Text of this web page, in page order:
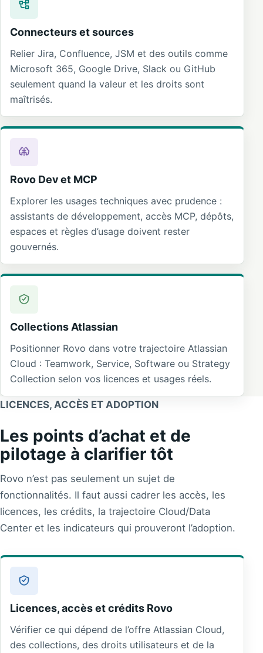
Connecteurs et sources
Relier Jira, Confluence, JSM et des outils comme
Microsoft 365, Google Drive, Slack ou GitHub
seulement quand la valeur et les droits sont
maîtrisés.
Rovo Dev et MCP
Explorer les usages techniques avec prudence :
assistants de développement, accès MCP, dépôts,
espaces et règles d’usage doivent rester
gouvernés.
Collections Atlassian
Positionner Rovo dans votre trajectoire Atlassian
Cloud : Teamwork, Service, Software ou Strategy
Collection selon vos licences et usages réels.
LICENCES, ACCÈS ET ADOPTION
Les points d’achat et de
pilotage à clarifier tôt
Rovo n’est pas seulement un sujet de
fonctionnalités. Il faut aussi cadrer les accès, les
licences, les crédits, la trajectoire Cloud/Data
Center et les indicateurs qui prouveront l’adoption.
Licences, accès et crédits Rovo
Vérifier ce qui dépend de l’offre Atlassian Cloud,
des collections, des droits utilisateurs et de la